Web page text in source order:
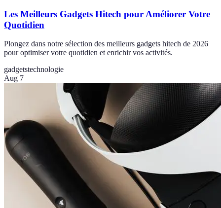
Les Meilleurs Gadgets Hitech pour Améliorer Votre
Quotidien
Plongez dans notre sélection des meilleurs gadgets hitech de 2026
pour optimiser votre quotidien et enrichir vos activités.
gadgetstechnologie
Aug 7